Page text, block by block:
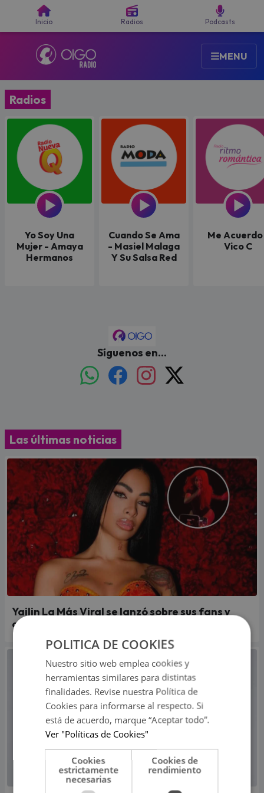
Inicio Radios Podcasts
OIGO MENU
Radios
Yo Soy Una
Mujer - Amaya
Hermanos
Cuando Se Ama
- Masiel Malaga
Y Su Salsa Red
Me
Vico C
Síguenos en...
Las últimas noticias
Yailin La Más Viral se lanzó sobre sus fans y
causó furor en pleno concierto
POLITICA DE COOKIES
Nuestro sitio web emplea cookies y
herramientas similares para distintas
finalidades. Revise nuestra Política de
Cookies para informarse al respecto. Si
está de acuerdo, marque “Aceptar todo”.
Ver "Políticas de Cookies"
Cookies
estrictamente
necesarias
Cookies de
rendimiento